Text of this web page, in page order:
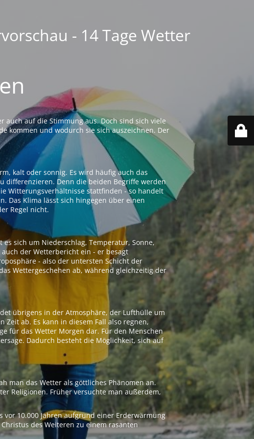
- 14 Tage Wetter
auch auf die Stimmung aus. Doch sind sich viele
kommen und wodurch sie sich auszeichnen. Der
kalt oder sonnig. Es wird häufig auch das
differenzieren. Denn die beiden Begriffe werden
Witterungsverhältnisse stattfinden - so handelt
Das Klima lässt sich hingegen über einen
Regel nicht.
sich um Niederschlag, Temperatur, Sonne,
der Wetterbericht ein - er besagt
- also der untersten Schicht der
Wettergeschehen ab, während gleichzeitig der
übrigens in der Atmosphäre, der Lufthülle um
ab. Es kann in diesem Fall also regnen,
für das Wetter Morgen dar. Für den Menschen
Dadurch besteht die Möglichkeit, sich auf
man das Wetter als göttliches Phänomen an.
Religionen. Früher versuchte man außerdem,
10.000 Jahren aufgrund einer Erderwärmung
des Weiteren zu einem rasanten